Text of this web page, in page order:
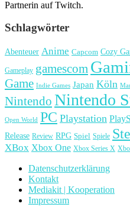
Partnerin auf Twitch.
Schlagwörter
Abenteuer Anime Capcom Cozy
Gameplay gamescom
Game Indie Games Japan Köln
Nintendo Nintendo
Open World PC Playstation
Release Review RPG Spiel Spiele
XBox Xbox One Xbox Series X
Datenschutzerklärung
Kontakt
Mediakit | Kooperation
Impressum